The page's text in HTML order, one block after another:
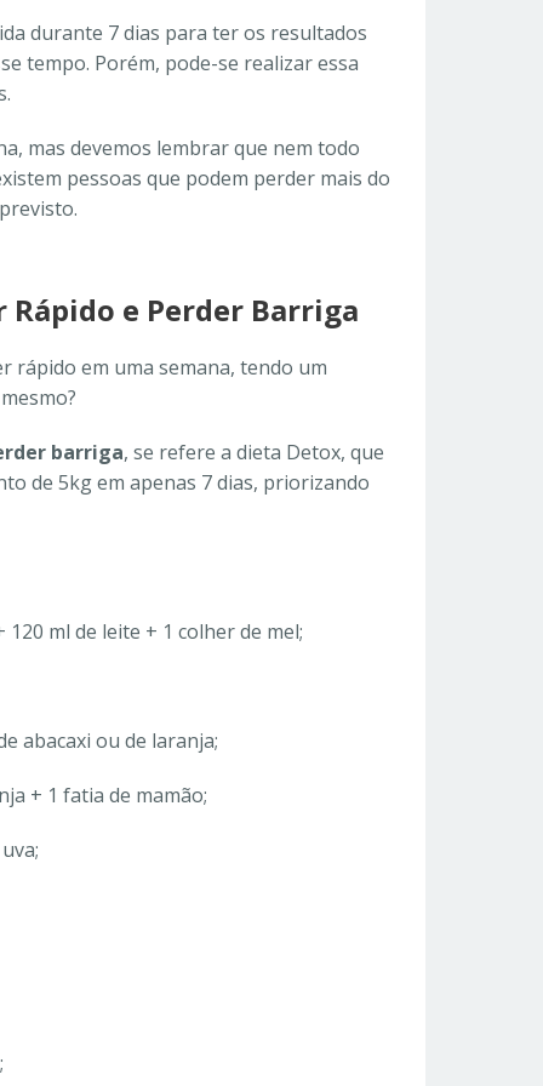
durante 7 dias para ter os resultados
tempo. Porém, pode-se realizar essa
mas devemos lembrar que nem todo
pessoas que podem perder mais do
Rápido e Perder Barriga
rápido em uma semana, tendo um
barriga, se refere a dieta Detox, que
de 5kg em apenas 7 dias, priorizando
ml de leite + 1 colher de mel;
abacaxi ou de laranja;
+ 1 fatia de mamão;